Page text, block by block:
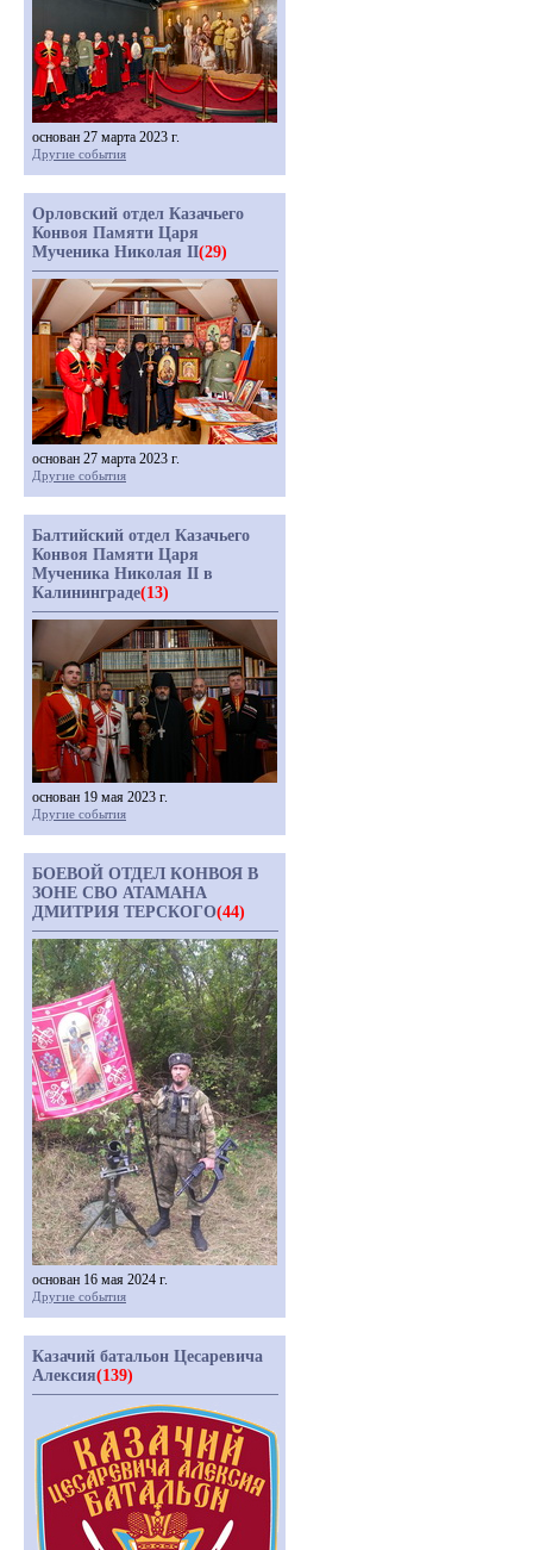
основан 27 марта 2023 г.
Другие события
Орловский отдел Казачьего
Конвоя Памяти Царя
Мученика Николая II(29)
основан 27 марта 2023 г.
Другие события
Балтийский отдел Казачьего
Конвоя Памяти Царя
Мученика Николая II в
Калининграде(13)
основан 19 мая 2023 г.
Другие события
БОЕВОЙ ОТДЕЛ КОНВОЯ В
ЗОНЕ СВО АТАМАНА
ДМИТРИЯ ТЕРСКОГО(44)
основан 16 мая 2024 г.
Другие события
Казачий батальон Цесаревича
Алексия(139)